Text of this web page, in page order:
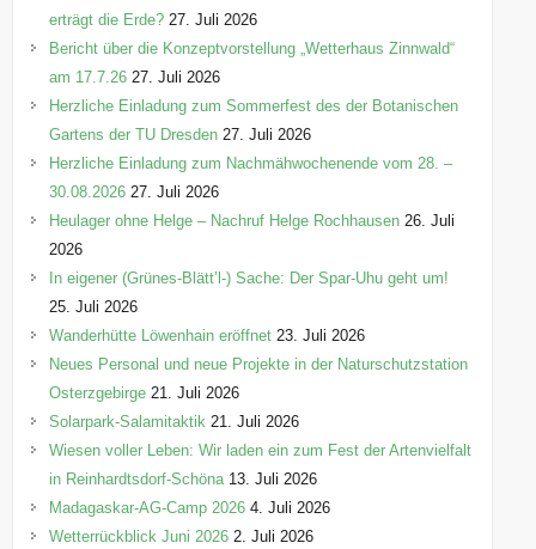
erträgt die Erde? 27. Juli 2026
Bericht über die Konzeptvorstellung „Wetterhaus Zinnwald“
am 17.7.26 27. Juli 2026
Herzliche Einladung zum Sommerfest des der Botanischen
Gartens der TU Dresden 27. Juli 2026
Herzliche Einladung zum Nachmähwochenende vom 28. –
30.08.2026 27. Juli 2026
Heulager ohne Helge – Nachruf Helge Rochhausen 26. Juli
2026
In eigener (Grünes-Blätt’l-) Sache: Der Spar-Uhu geht um!
25. Juli 2026
Wanderhütte Löwenhain eröffnet 23. Juli 2026
Neues Personal und neue Projekte in der Naturschutzstation
Osterzgebirge 21. Juli 2026
Solarpark-Salamitaktik 21. Juli 2026
Wiesen voller Leben: Wir laden ein zum Fest der Artenvielfalt
in Reinhardtsdorf-Schöna 13. Juli 2026
Madagaskar-AG-Camp 2026 4. Juli 2026
Wetterrückblick Juni 2026 2. Juli 2026